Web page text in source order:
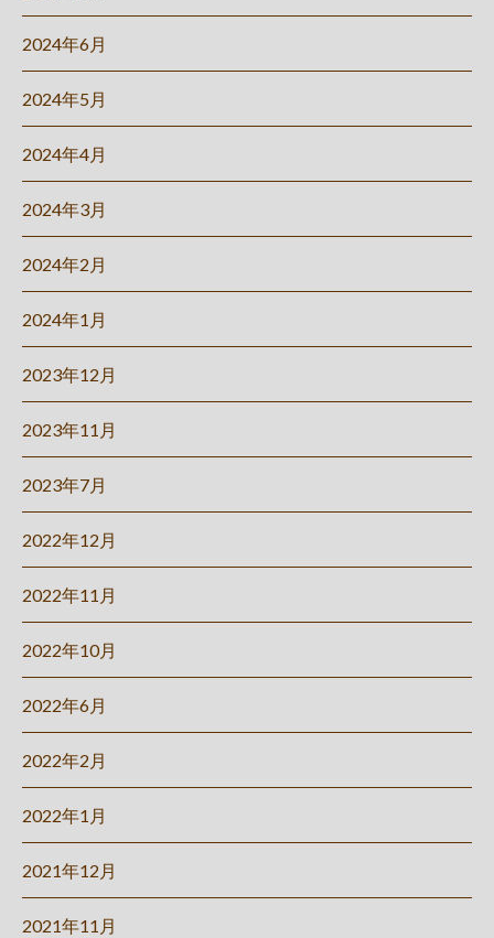
2024年6月
2024年5月
2024年4月
2024年3月
2024年2月
2024年1月
2023年12月
2023年11月
2023年7月
2022年12月
2022年11月
2022年10月
2022年6月
2022年2月
2022年1月
2021年12月
2021年11月